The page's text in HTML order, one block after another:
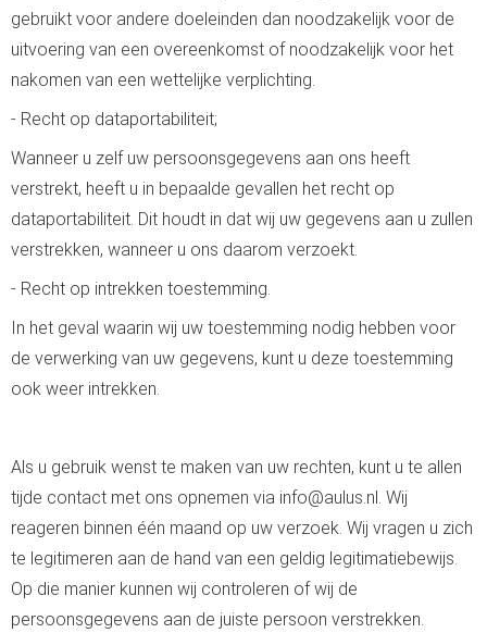
gebruikt voor andere doeleinden dan noodzakelijk voor de
uitvoering van een overeenkomst of noodzakelijk voor het
nakomen van een wettelijke verplichting.
- Recht op dataportabiliteit;
Wanneer u zelf uw persoonsgegevens aan ons heeft
verstrekt, heeft u in bepaalde gevallen het recht op
dataportabiliteit. Dit houdt in dat wij uw gegevens aan u zullen
verstrekken, wanneer u ons daarom verzoekt.
- Recht op intrekken toestemming.
In het geval waarin wij uw toestemming nodig hebben voor
de verwerking van uw gegevens, kunt u deze toestemming
ook weer intrekken.
Als u gebruik wenst te maken van uw rechten, kunt u te allen
tijde contact met ons opnemen via info@aulus.nl. Wij
reageren binnen één maand op uw verzoek. Wij vragen u zich
te legitimeren aan de hand van een geldig legitimatiebewijs.
Op die manier kunnen wij controleren of wij de
persoonsgegevens aan de juiste persoon verstrekken.